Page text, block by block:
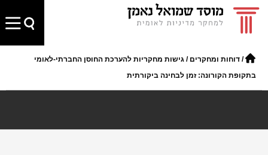
/ דוחות ומחקרים / גישות מחקריות להערכת החוסן החברתי-לאומי
בתקופת הקורונה: זמן לבחינה ביקורתית